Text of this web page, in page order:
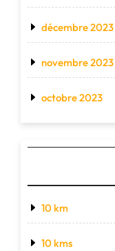
décembre 2023
novembre 2023
octobre 2023
10 km
10 kms